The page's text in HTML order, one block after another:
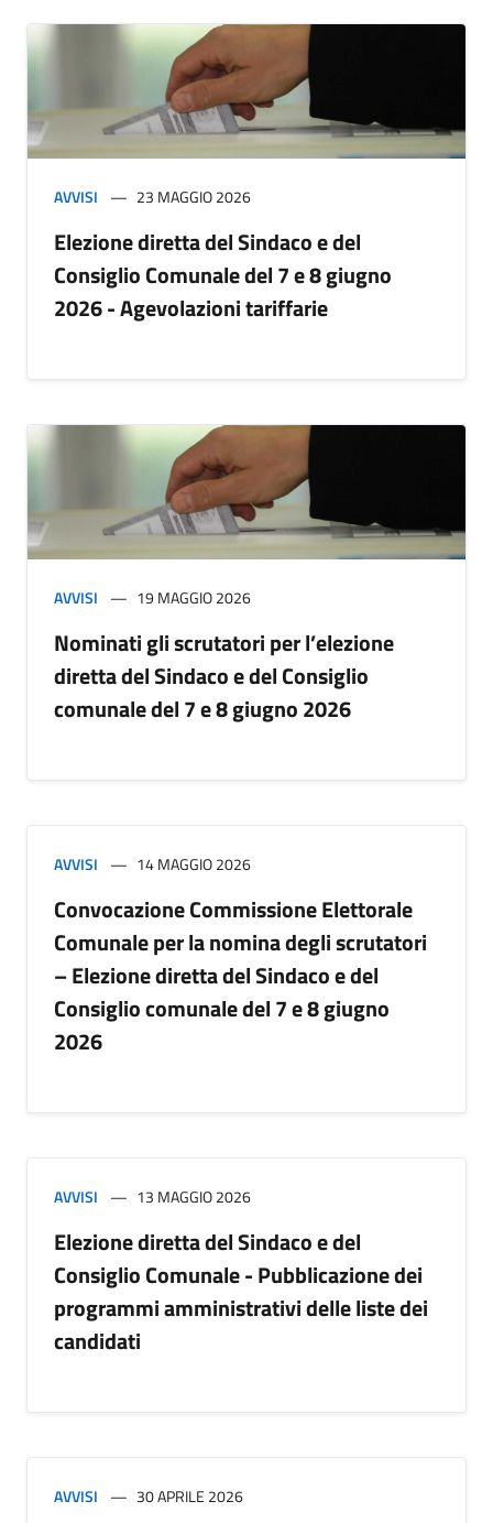
AVVISI 23 MAGGIO 2026
Elezione diretta del Sindaco e del
Consiglio Comunale del 7 e 8 giugno
2026 - Agevolazioni tariffarie
AVVISI 19 MAGGIO 2026
Nominati gli scrutatori per l’elezione
diretta del Sindaco e del Consiglio
comunale del 7 e 8 giugno 2026
AVVISI 14 MAGGIO 2026
Convocazione Commissione Elettorale
Comunale per la nomina degli scrutatori
– Elezione diretta del Sindaco e del
Consiglio comunale del 7 e 8 giugno
2026
AVVISI 13 MAGGIO 2026
Elezione diretta del Sindaco e del
Consiglio Comunale - Pubblicazione dei
programmi amministrativi delle liste dei
candidati
AVVISI 30 APRILE 2026